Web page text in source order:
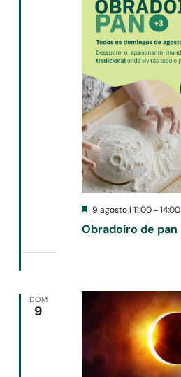
Obradoiro de pan
Destacado
9 agosto I 11:00-14:00
DOM
9